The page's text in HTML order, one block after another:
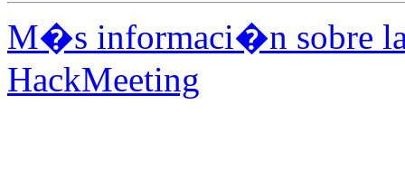
M�s informaci�n sobre
HackMeeting